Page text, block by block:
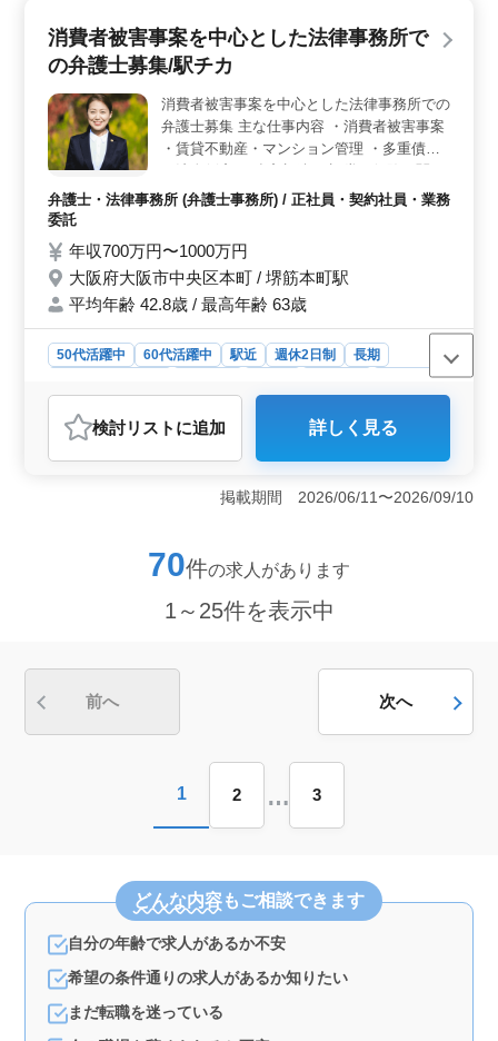
で土日祝日は休み、残業も少なめです。夏季休業や年末
年始の休暇もあり、しっかりとリフレッシュできます。
生＞ 社会保険完備で安心の環境です。弁護士費用の事
務所負担があり、個人受任も可能です。中高年の弁護士
が多く活躍しており、年齢を気にせず経験を活かせる職
場です。
消費者被害事案を中心とした法律事務所で
の弁護士募集/駅チカ
消費者被害事案を中心とした法律事務所での
弁護士募集 主な仕事内容 ・消費者被害事案
・賃貸不動産・マンション管理 ・多重債務
るトラブル 現在50歳以上も活躍している企
弁護士・法律事務所 (弁護士事務所) / 正社員・契約社員・業務
委託
年収700万円〜1000万円
大阪府大阪市中央区本町 / 堺筋本町駅
平均年齢 42.8歳 / 最高年齢 63歳
50代活躍中 60代活躍中 駅近 週休2日制
長期
業務委託
おすすめポイント
＜ワークライフバランスの良さ＞ この法律事務所は、
完全週休2日制で土日祝日がお休みとなり、残業もありま
せん。9時から17時30分の勤務時間で家庭やプライベート
しながら、無理なく働ける職場を探している方におすす
法人倒産など多岐にわたる案件を扱います。経験がなく
平均年齢42.8歳、ベテランの弁護士も活躍している職
全体の男女比が均等で、落ち着いた環境でキャリアを築
検討リスト に追加 詳しく見る
掲載期間 2026/06/11〜2026/09/10
70件の求人があります
1～25件を表示中
前へ 次へ
1 2 … 3
どんな内容もご相談できます
自分の年齢で求人があるか不安
希望の条件通りの求人があるか知りたい
まだ転職を迷っている